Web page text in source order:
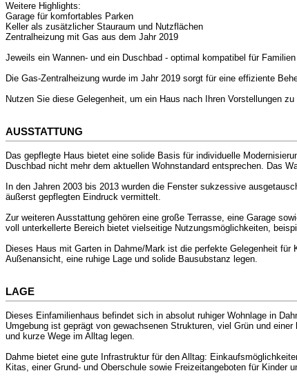
Weitere Highlights:
Garage für komfortables Parken
Keller als zusätzlicher Stauraum und Nutzflächen
Zentralheizung mit Gas aus dem Jahr 2019
Jeweils ein Wannen- und ein Duschbad - optimal kompatibel für Familien
Die Gas-Zentralheizung wurde im Jahr 2019 sorgt für eine effiziente
Nutzen Sie diese Gelegenheit, um ein Haus nach Ihren Vorstellungen
AUSSTATTUNG
Das gepflegte Haus bietet eine solide Basis für individuelle
Duschbad nicht mehr dem aktuellen Wohnstandard entsprechen. Das
In den Jahren 2003 bis 2013 wurden die Fenster sukzessive
äußerst gepflegten Eindruck vermittelt.
Zur weiteren Ausstattung gehören eine große Terrasse, eine Garage
voll unterkellerte Bereich bietet vielseitige Nutzungsmöglichkeiten,
Dieses Haus mit Garten in Dahme/Mark ist die perfekte Gelegenheit
Außenansicht, eine ruhige Lage und solide Bausubstanz legen.
LAGE
Dieses Einfamilienhaus befindet sich in absolut ruhiger Wohnlage in
Umgebung ist geprägt von gewachsenen Strukturen, viel Grün und
und kurze Wege im Alltag legen.
Dahme bietet eine gute Infrastruktur für den Alltag:
Kitas, einer Grund- und Oberschule sowie Freizeitangeboten für Kinder